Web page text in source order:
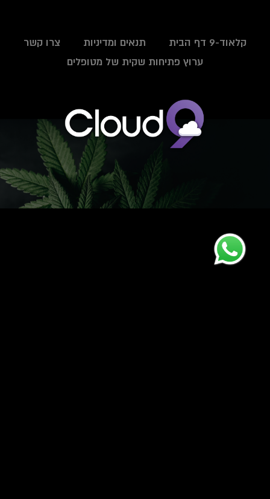
קלאוד-9 דף הבית תנאים ומדיניות
צרו קשר
ערוץ פתיחות שקית של מטופלים